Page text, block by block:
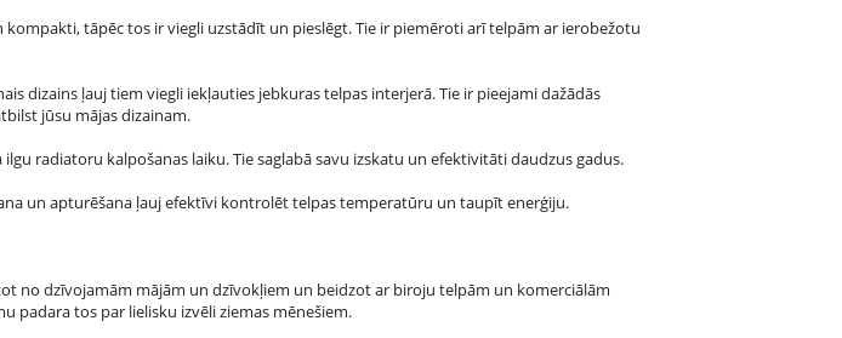
tāpēc tos ir viegli uzstādīt un pieslēgt. Tie ir piemēroti arī telpām ar ierobežotu
dizains ļauj tiem viegli iekļauties jebkuras telpas interjerā. Tie ir pieejami dažādās
jūsu mājas dizainam.
radiatoru kalpošanas laiku. Tie saglabā savu izskatu un efektivitāti daudzus gadus.
un apturēšana ļauj efektīvi kontrolēt telpas temperatūru un taupīt enerģiju.
no dzīvojamām mājām un dzīvokļiem un beidzot ar biroju telpām un komerciālām
padara tos par lielisku izvēli ziemas mēnešiem.